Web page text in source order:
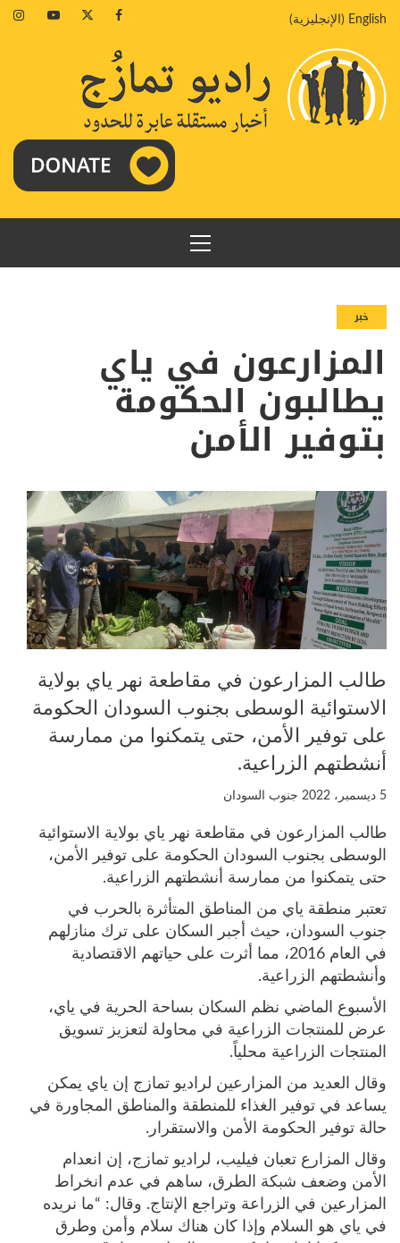
إلىEnglish
( الإنجليزية)
Facebook
Twitter
Youtube
القائمة
الرئيسية
خبر
المزارعون في ياي
يطالبون الحكومة
بتوفير الأمن
طالب المزارعون في مقاطعة نهر ياي بولاية
الاستوائية الوسطى بجنوب السودان الحكومة
على توفير الأمن، حتى يتمكنوا من ممارسة
أنشطتهم الزراعية.
5 ديسمبر، 2022 جنوب السودان
طالب المزارعون في مقاطعة نهر ياي بولاية الاستوائية
الوسطى بجنوب السودان الحكومة على توفير الأمن،
حتى يتمكنوا من ممارسة أنشطتهم الزراعية.
تعتبر منطقة ياي من المناطق المتأثرة بالحرب في
جنوب السودان، حيث أجبر السكان على ترك منازلهم
في العام 2016، مما أثرت على حياتهم الاقتصادية
وأنشطتهم الزراعية.
الأسبوع الماضي نظم السكان بساحة الحرية في ياي،
عرض للمنتجات الزراعية في محاولة لتعزيز تسويق
المنتجات الزراعية محلياً.
وقال العديد من المزارعين لراديو تمازج إن ياي يمكن
يساعد في توفير الغذاء للمنطقة والمناطق المجاورة في
حالة توفير الحكومة الأمن والاستقرار.
وقال المزارع تعبان فيليب، لراديو تمازج، إن انعدام
الأمن وضعف شبكة الطرق، ساهم في عدم انخراط
المزارعين في الزراعة وتراجع الإنتاج. وقال: “ما نريده
في ياي هو السلام وإذا كان هناك سلام وأمن وطرق